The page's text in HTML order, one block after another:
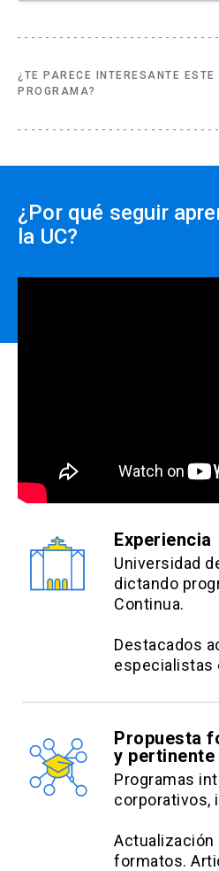
¿TE PARECE INTERESANTE ESTE
PROGRAMA?
¿Por qué seguir
la UC?
Experiencia
Universidad
dictando
Continua.
Destacados
especialistas
Propuesta
y pertinente
Programas
corporativos,
Actualización
formatos.